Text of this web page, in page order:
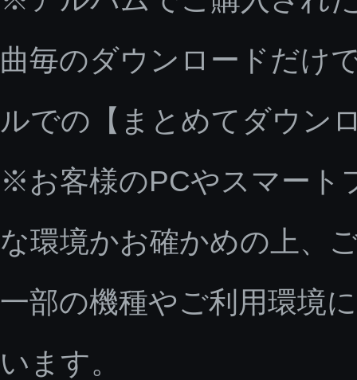
曲毎のダウンロードだけ
ルでの【まとめてダウン
※お客様のPCやスマート
な環境かお確かめの上、
一部の機種やご利用環境
います。